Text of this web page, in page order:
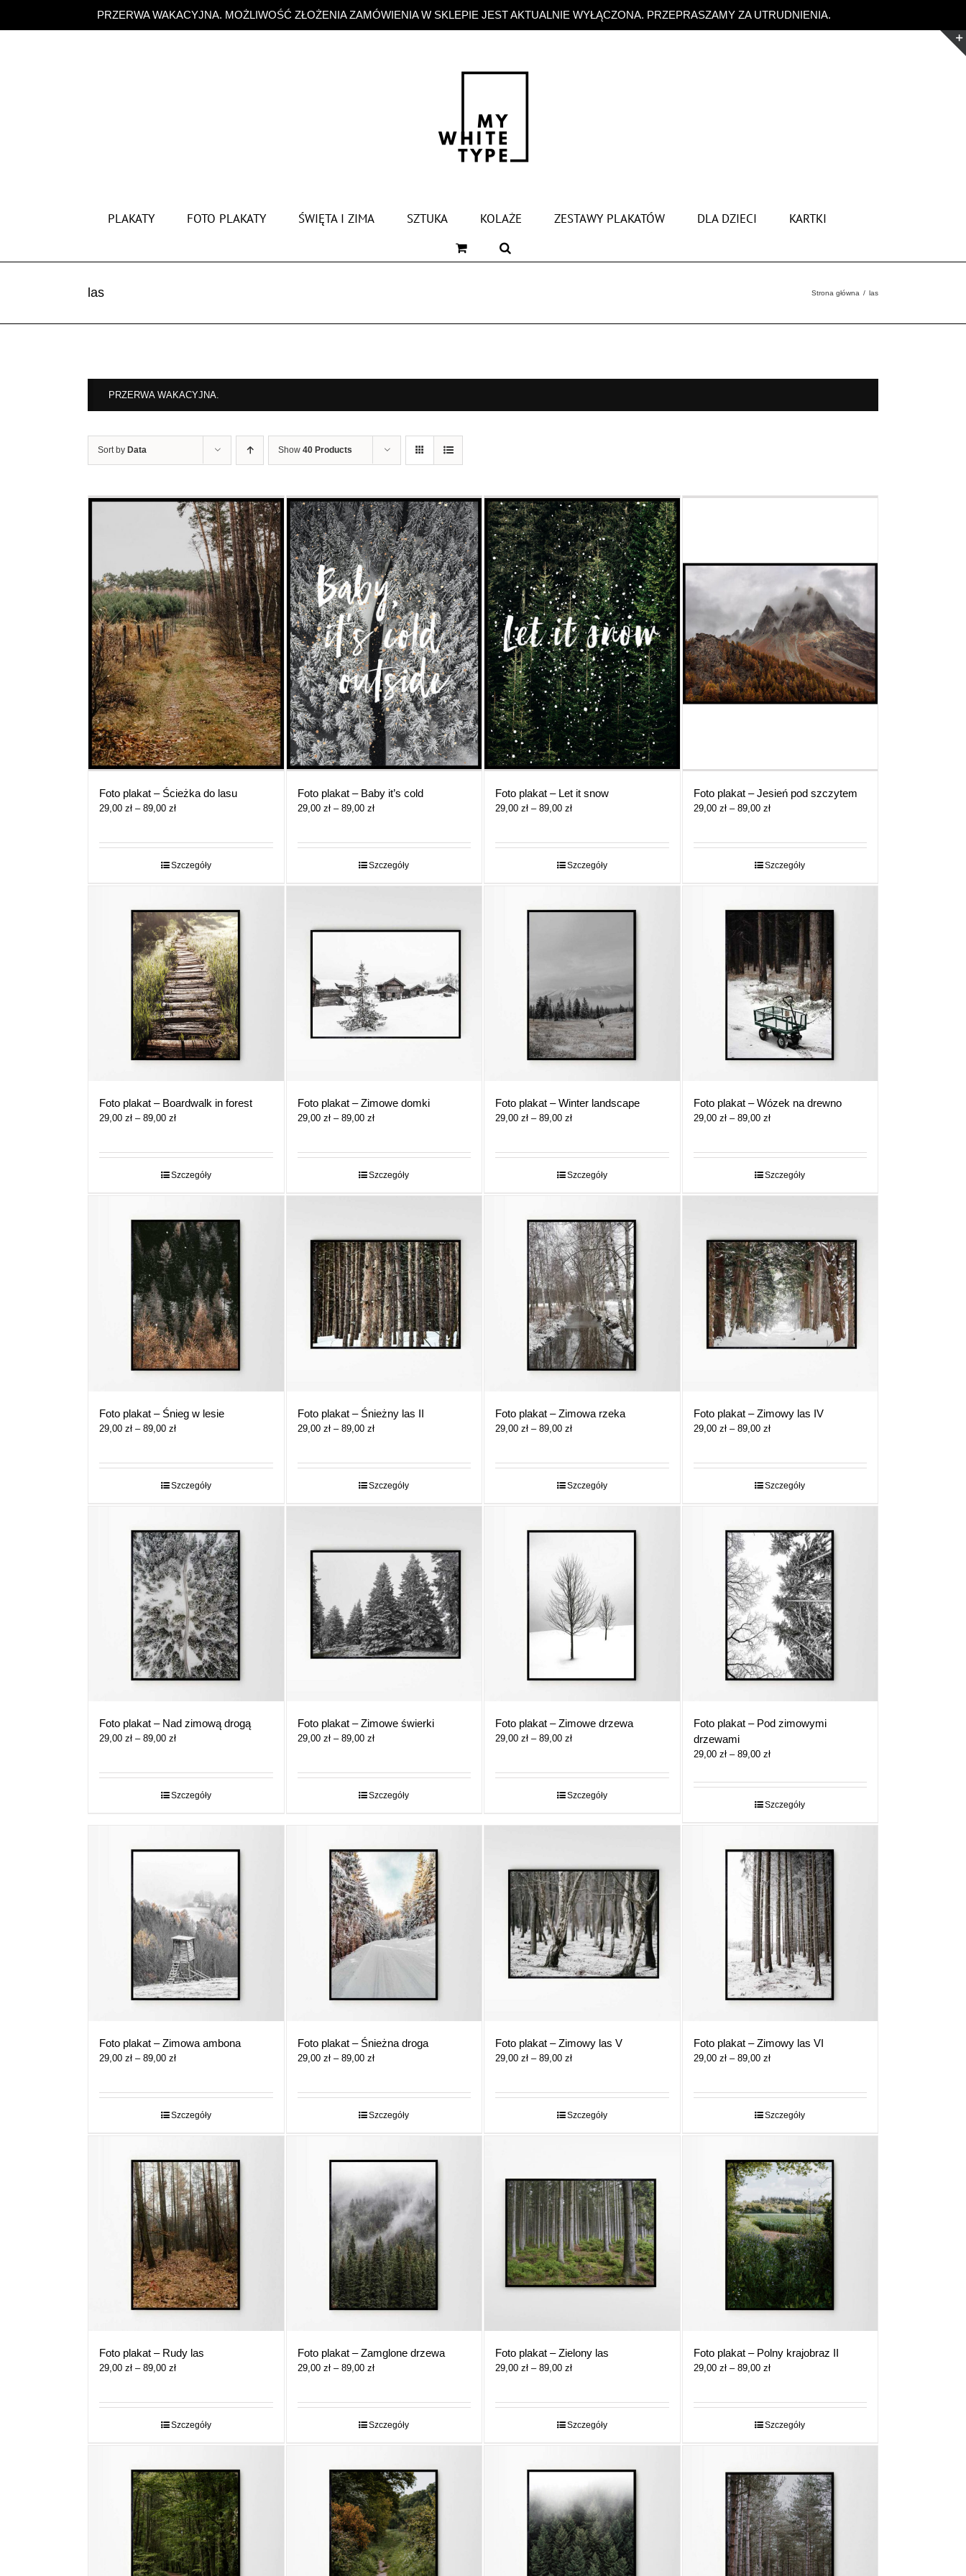
PRZERWA WAKACYJNA. MOŻLIWOŚĆ ZŁOŻENIA ZAMÓWIENIA W SKLEPIE JEST AKTUALNIE WYŁĄCZONA. PRZEPRASZAMY ZA UTRUDNIENIA.
zawartości
PLAKATY FOTO PLAKATY ŚWIĘTA I ZIMA SZTUKA KOLAŻE ZESTAWY PLAKATÓW DLA DZIECI KARTKI
las Strona główna las
PRZERWA WAKACYJNA.
Sort by Data Show 40 Products
Foto plakat – Ścieżka do lasu
29,00 zł – 89,00 złZakres
29,00 zł
do
Szczegóły
Foto plakat – Baby it’s cold
29,00 zł – 89,00 złZakres
29,00 zł
do
Szczegóły
Foto plakat – Let it snow
29,00 zł – 89,00 złZakres
29,00 zł
do
Szczegóły
Foto plakat – Jesień pod szczytem
29,00 zł – 89,00 złZakres
29,00 zł
do
Szczegóły
Foto plakat – Boardwalk in forest
29,00 zł – 89,00 złZakres
29,00 zł
do
Szczegóły
Foto plakat – Zimowe domki
29,00 zł – 89,00 złZakres
29,00 zł
do
Szczegóły
Foto plakat – Winter landscape
29,00 zł – 89,00 złZakres
29,00 zł
do
Szczegóły
Foto plakat – Wózek na drewno
29,00 zł – 89,00 złZakres
29,00 zł
do
Szczegóły
Foto plakat – Śnieg w lesie
29,00 zł – 89,00 złZakres
29,00 zł
do
Szczegóły
Foto plakat – Śnieżny las II
29,00 zł – 89,00 złZakres
29,00 zł
do
Szczegóły
Foto plakat – Zimowa rzeka
29,00 zł – 89,00 złZakres
29,00 zł
do
Szczegóły
Foto plakat – Zimowy las IV
29,00 zł – 89,00 złZakres
29,00 zł
do
Szczegóły
Foto plakat – Nad zimową drogą
29,00 zł – 89,00 złZakres
29,00 zł
do
Szczegóły
Foto plakat – Zimowe świerki
29,00 zł – 89,00 złZakres
29,00 zł
do
Szczegóły
Foto plakat – Zimowe drzewa
29,00 zł – 89,00 złZakres
29,00 zł
do
Szczegóły
Foto plakat – Pod zimowymi
drzewami
29,00 zł – 89,00 złZakres
od
do
Szczegóły
Foto plakat – Zimowa ambona
29,00 zł – 89,00 złZakres
29,00 zł
do
Szczegóły
Foto plakat – Śnieżna droga
29,00 zł – 89,00 złZakres
29,00 zł
do
Szczegóły
Foto plakat – Zimowy las V
29,00 zł – 89,00 złZakres
29,00 zł
do
Szczegóły
Foto plakat – Zimowy las VI
29,00 zł – 89,00 złZakres
29,00 zł
do
Szczegóły
Foto plakat – Rudy las
29,00 zł – 89,00 złZakres
29,00 zł
do
Szczegóły
Foto plakat – Zamglone drzewa
29,00 zł – 89,00 złZakres
29,00 zł
do
Szczegóły
Foto plakat – Zielony las
29,00 zł – 89,00 złZakres
29,00 zł
do
Szczegóły
Foto plakat – Polny krajobraz II
29,00 zł – 89,00 złZakres
29,00 zł
do
Szczegóły